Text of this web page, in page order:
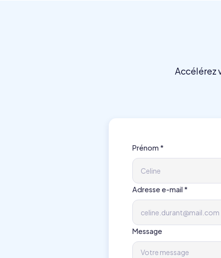
Accélérez
Prénom *
Adresse e-mail *
Message